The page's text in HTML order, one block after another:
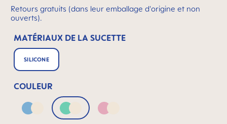
Retours gratuits (dans leur emballage d'origine et non
ouverts).
MATÉRIAUX DE LA SUCETTE
SILICONE
COULEUR
Blue & NeutralGreen & NeutralPink & Neutral